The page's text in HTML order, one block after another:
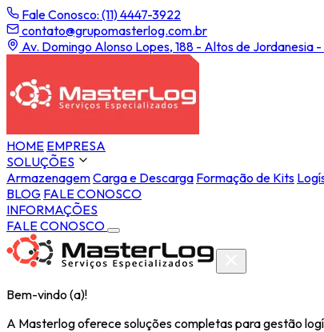
Fale Conosco: (11) 4447-3922
contato@grupomasterlog.com.br
Av. Domingo Alonso Lopes, 188 - Altos de Jordanesia
HOME EMPRESA
SOLUÇÕES
ArmazenagemCarga e Descarga Formação de Kits
BLOG FALE CONOSCO
INFORMAÇÕES
FALE CONOSCO
Bem-vindo (a)!
A Masterlog oferece soluções completas para gestão